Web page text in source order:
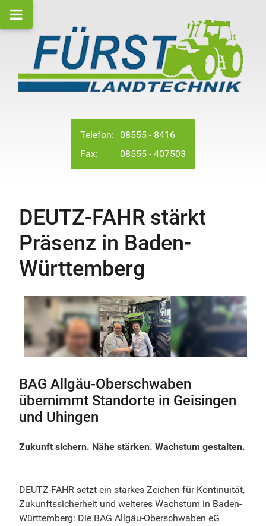
Telefon:
08555 - 8416
Fax:
08555 - 407503
DEUTZ-FAHR stärkt
Präsenz in Baden-
Württemberg
BAG Allgäu-Oberschwaben
übernimmt Standorte in Geisingen
und Uhingen
Zukunft sichern. Nähe stärken. Wachstum gestalten.
DEUTZ-FAHR setzt ein starkes Zeichen für Kontinuität,
Zukunftssicherheit und weiteres Wachstum in Baden-
Württemberg: Die BAG Allgäu-Oberschwaben eG